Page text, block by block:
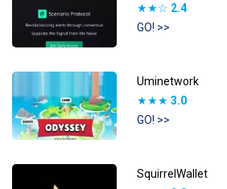
★★☆ 2.4
GO! >>
Uminetwork
★★★ 3.0
GO! >>
SquirrelWallet